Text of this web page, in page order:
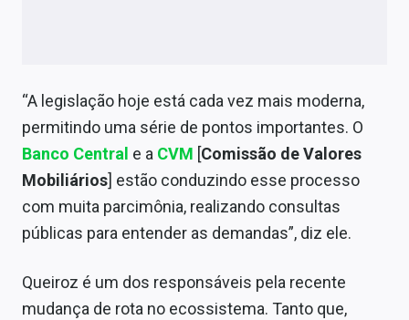
Contato
“A legislação hoje está cada vez mais moderna,
permitindo uma série de pontos importantes. O
Banco Central e a CVM [Comissão de Valores
Mobiliários] estão conduzindo esse processo
com muita parcimônia, realizando consultas
públicas para entender as demandas”, diz ele.
Queiroz é um dos responsáveis pela recente
mudança de rota no ecossistema. Tanto que,